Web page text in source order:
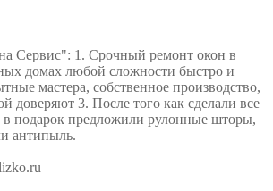
Сервис": 1. Срочный ремонт окон в
домах любой сложности быстро и
мастера, собственное производство,
доверяют 3. После того как сделали все
в подарок предложили рулонные шторы,
антипыль.